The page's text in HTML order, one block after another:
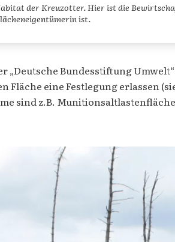
der Kreuzotter. Hier ist die
ist.
„Deutsche Bundesstiftung
eine Festlegung erlassen
sind z.B.